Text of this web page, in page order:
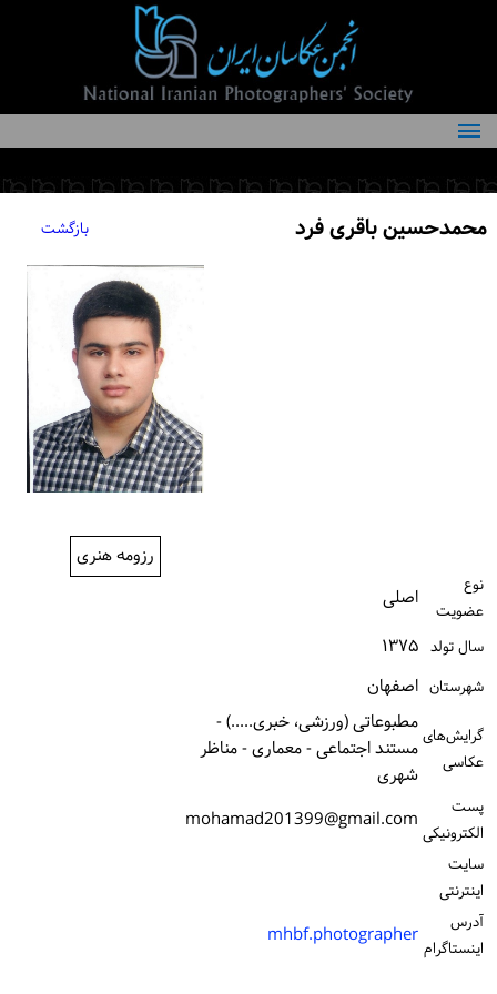
درباره انجمن
کمیته‌های انجمن
اعضاء انجمن
محمدحسین باقری فرد بازگشت
رزومه هنری
نوع
عضویت
اصلی
سال تولد ۱۳۷۵
شهرستان اصفهان
گرایش‌های
عکاسی
مطبوعاتی (ورزشی، خبری.....) -
مستند اجتماعی - معماری - مناظر
شهری
پست
الكترونیكی mohamad201399@gmail.com
سایت
اینترنتی
آدرس
اینستاگرام mhbf.photographer